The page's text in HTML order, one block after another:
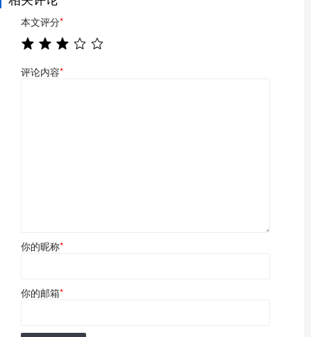
本文评分*
评论内容*
你的昵称*
你的邮箱*